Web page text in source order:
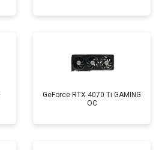
GeForce RTX 4070 Ti GAMING
OC